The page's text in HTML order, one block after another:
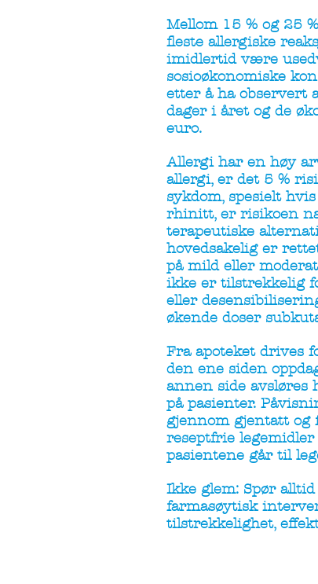
Mellom 15 % og 25
fleste allergiske
imidlertid være
sosioøkonomiske
etter å ha observert
dager i året og de
euro.
Allergi har en høy
allergi, er det 5 %
sykdom, spesielt
rhinitt, er risikoen
terapeutiske
hovedsakelig er
på mild eller
ikke er tilstrekkelig
eller
økende doser
Fra apoteket drives
den ene siden
annen side
på pasienter.
gjennom gjentatt og
reseptfrie legemidler
pasientene går til
Ikke glem: Spør
farmasøytisk
tilstrekkelighet,